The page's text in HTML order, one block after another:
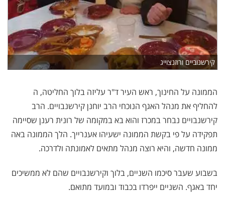
קירשנוביים ורוזנצוייג
הממונה על החינוך, ראש העיר ד"ר עליזה בלוך החליטה, ה
להחליף את מנהל האגף הנוכחי הרב יוחנן קירשנבויים. הרב
קירשנבויים נבחר במכרז והוא בא במקומה של רונית רענן שסיימה
תפקידה על פי בקשת הממונה ישעיהו אענרייך. הלך הממונה באה
ממונה חדשה, והיא רוצה מנהל מתאים לאמונתה ולדרכה.
בשבוע שעבר סיכמו השניים, בלוך וקירשנבויים שהם לא ממשיכים
יחד באגף. השניים ייפרדו בכבוד ובמועד מתואם.